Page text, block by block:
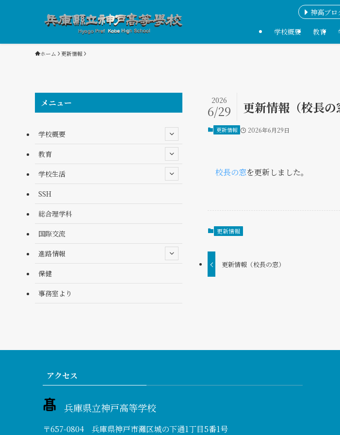
学校概要 教育
神高ブロ
ホーム 更新情報
更新情報（校長の
2026
6/29
更新情報 2026年6月29日
校長の窓を更新しました。
更新情報
更新情報（校長の窓）
メニュー
学校概要
教育
学校生活
SSH
総合理学科
国際交流
進路情報
保健
事務室より
アクセス
兵庫県立神戸高等学校
〒657-0804 兵庫県神戸市灘区城の下通1丁目5番1号